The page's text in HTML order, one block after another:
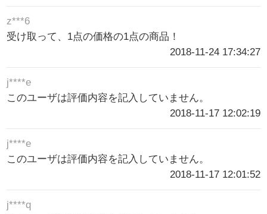
z***6
受け取って、1点の価格の1点の商品！
2018-11-24 17:34:27
j****e
このユーザは評価内容を記入していません。
2018-11-17 12:02:19
j****e
このユーザは評価内容を記入していません。
2018-11-17 12:01:52
j****q